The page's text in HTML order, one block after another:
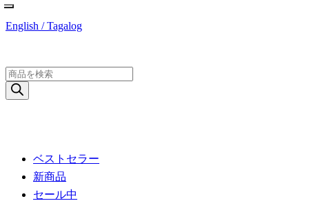
English / Tagalog
商
品
検
ベストセラー
新商品
セール中